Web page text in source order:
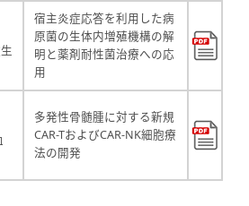
宿主炎症応答を利用した病
原菌の生体内増殖機構の解
明と薬剤耐性菌治療への応
用
多発性骨髄腫に対する新規
CAR-TおよびCAR-NK細胞療
法の開発